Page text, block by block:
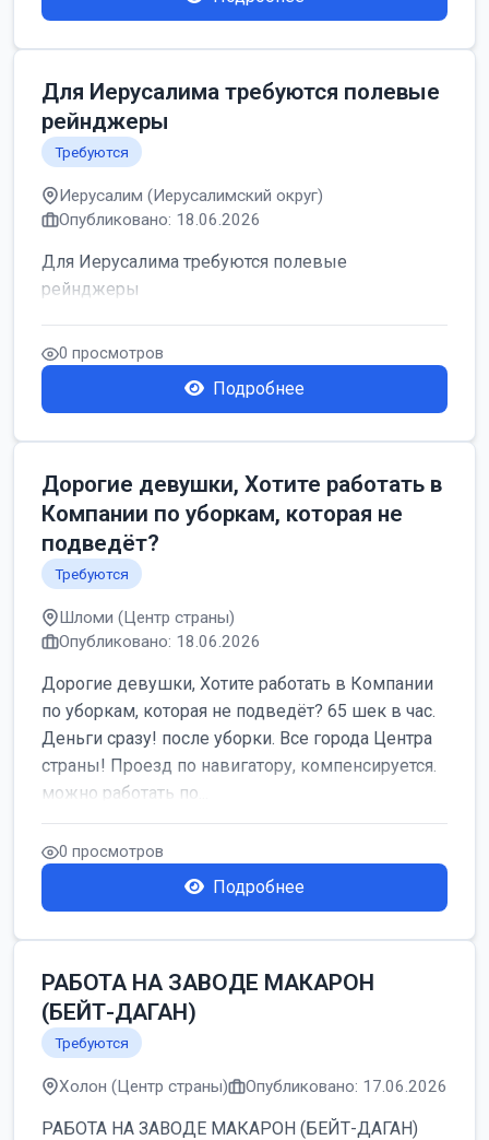
Для Иерусалима требуются полевые
рейнджеры
Требуются
Иерусалим (Иерусалимский округ)
Опубликовано: 18.06.2026
Для Иерусалима требуются полевые
рейнджеры
0 просмотров
Подробнее
Дорогие девушки, Хотите работать в
Компании по уборкам, которая не
подведёт?
Требуются
Шломи (Центр страны)
Опубликовано: 18.06.2026
Дорогие девушки, Хотите работать в Компании
по уборкам, которая не подведёт? 65 шек в час.
Деньги сразу! после уборки. Все города Центра
страны! Проезд по навигатору, компенсируется.
можно работать по...
0 просмотров
Подробнее
РАБОТА НА ЗАВОДЕ МАКАРОН
(БЕЙТ-ДАГАН)
Требуются
Холон (Центр страны) Опубликовано: 17.06.2026
РАБОТА НА ЗАВОДЕ МАКАРОН (БЕЙТ-ДАГАН)